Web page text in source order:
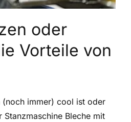
oder
Vorteile von
(noch immer) cool ist oder
Bleche mit